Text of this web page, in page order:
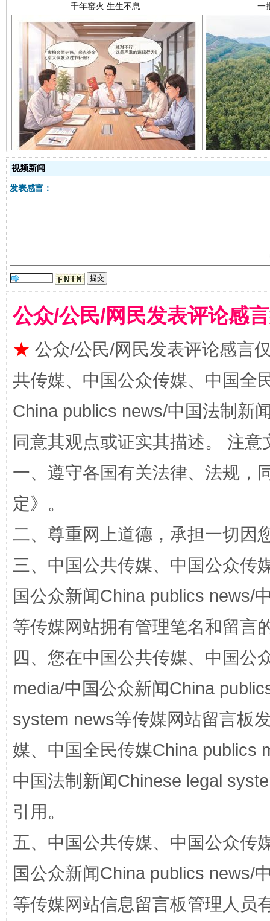
揭开“小金库”的免责幌子
全民健身五年计划来了！等你上场
扯下公款旅游的“隐身衣” 如何以
视频新闻
发表感言：
公众/公民/网民发表评论感
★ 公众/公民/网民发表评论感言
共传媒、中国公众传媒、中国全
China publics news/中国法制新
同意其观点或证实其描述。 注
一、遵守各国有关法律、法规，
定》。
二、尊重网上道德，承担一切因
三、中国公共传媒、中国公众传
国公众新闻China publics news/
等传媒网站拥有管理笔名和留言
四、您在中国公共传媒、中国公
media/中国公众新闻China
system news等传媒网站留言板
媒、中国全民传媒China publics
中国法制新闻Chinese legal
引用。
五、中国公共传媒、中国公众传
国公众新闻China publics news/
等传媒网站信息留言板管理人员